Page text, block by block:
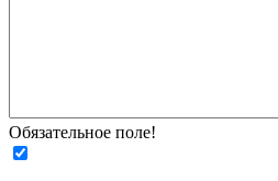
Обязательное поле!